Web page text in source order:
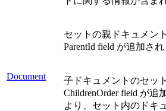
Document
セットの親ドキュメン
ParentId field が追加され
子ドキュメントのセッ
ChildrenOrder field が追
より、セット内のドキ